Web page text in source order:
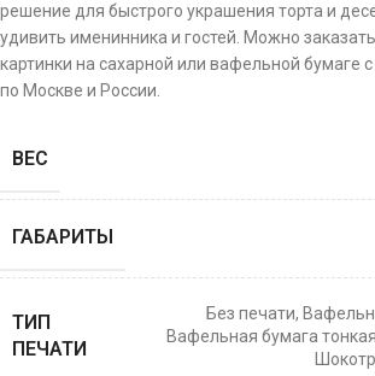
решение для быстрого украшения торта и
удивить именинника и гостей. Можно
картинки на сахарной или вафельной бумаге
по Москве и России.
ВЕС
ГАБАРИТЫ
ТИП
ПЕЧАТИ
Без печати,
Вафельная бумага тонкая